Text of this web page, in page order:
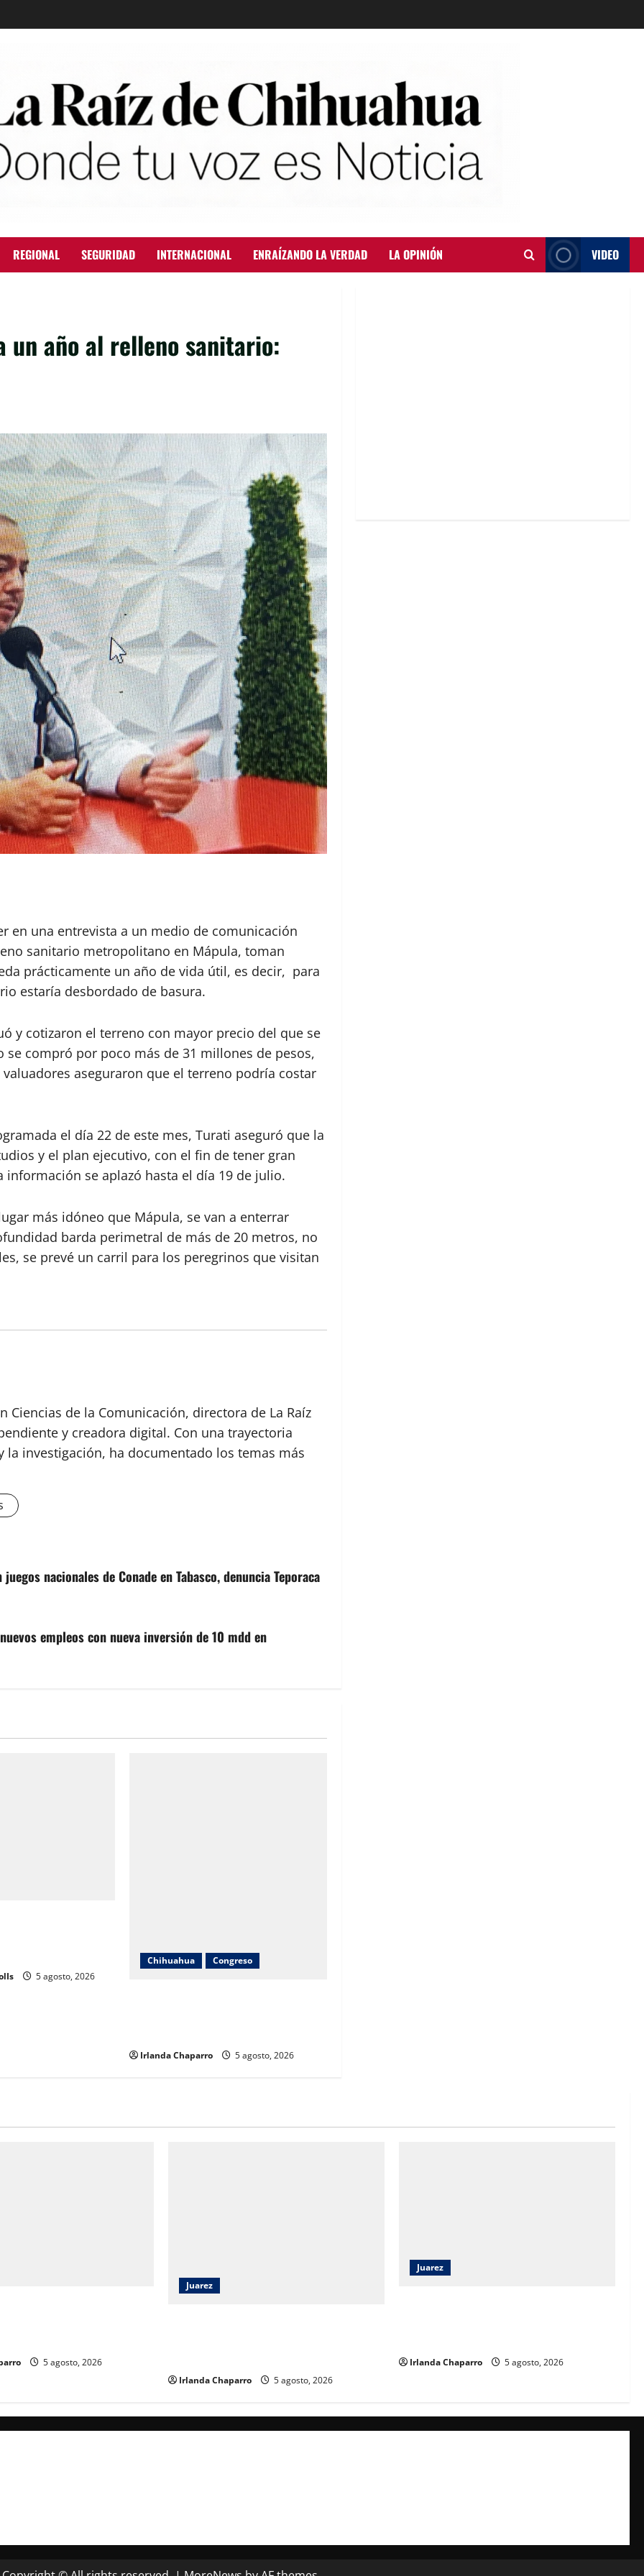
REGIONAL SEGURIDAD INTERNACIONAL ENRAÍZANDO LA VERDAD LA OPINIÓN VIDEO
un año al relleno sanitario:
en una entrevista a un medio de comunicación
sanitario metropolitano en Mápula, toman
prácticamente un año de vida útil, es decir, para
estaría desbordado de basura.
y cotizaron el terreno con mayor precio del que se
compró por poco más de 31 millones de pesos,
aseguraron que el terreno podría costar
el día 22 de este mes, Turati aseguró que la
y el plan ejecutivo, con el fin de tener gran
se aplazó hasta el día 19 de julio.
más idóneo que Mápula, se van a enterrar
barda perimetral de más de 20 metros, no
se prevé un carril para los peregrinos que visitan
Ciencias de la Comunicación, directora de La Raíz
y creadora digital. Con una trayectoria
la investigación, ha documentado los temas más
nacionales de Conade en Tabasco, denuncia Teporaca
empleos con nueva inversión de 10 mdd en
5 agosto, 2026
Chihuahua Congreso
Irlanda Chaparro 5 agosto, 2026
5 agosto, 2026
Juarez
Irlanda Chaparro 5 agosto, 2026
Juarez
Irlanda Chaparro 5 agosto, 2026